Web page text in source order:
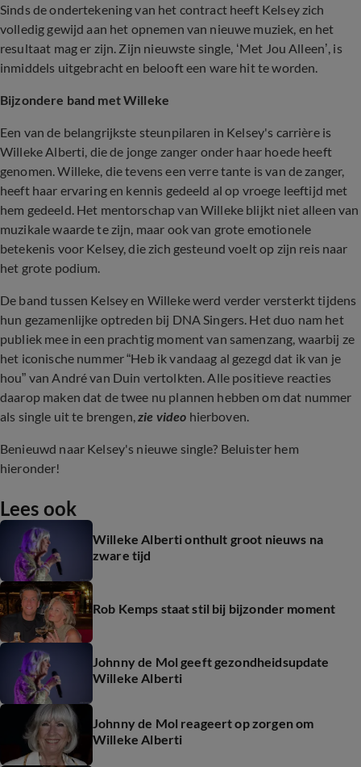
Sinds de ondertekening van het contract heeft Kelsey zich
volledig gewijd aan het opnemen van nieuwe muziek, en het
resultaat mag er zijn. Zijn nieuwste single, ‘Met Jou Alleen’, is
inmiddels uitgebracht en belooft een ware hit te worden.
Bijzondere band met Willeke
Een van de belangrijkste steunpilaren in Kelsey's carrière is
Willeke Alberti, die de jonge zanger onder haar hoede heeft
genomen. Willeke, die tevens een verre tante is van de zanger,
heeft haar ervaring en kennis gedeeld al op vroege leeftijd met
hem gedeeld. Het mentorschap van Willeke blijkt niet alleen van
muzikale waarde te zijn, maar ook van grote emotionele
betekenis voor Kelsey, die zich gesteund voelt op zijn reis naar
het grote podium.
De band tussen Kelsey en Willeke werd verder versterkt tijdens
hun gezamenlijke optreden bij DNA Singers. Het duo nam het
publiek mee in een prachtig moment van samenzang, waarbij ze
het iconische nummer “Heb ik vandaag al gezegd dat ik van je
hou” van André van Duin vertolkten. Alle positieve reacties
daarop maken dat de twee nu plannen hebben om dat nummer
als single uit te brengen,zie video hierboven.
Benieuwd naar Kelsey's nieuwe single? Beluister hem
hieronder!
Lees ook
Willeke Alberti onthult groot nieuws na
zware tijd
Rob Kemps staat stil bij bijzonder moment
Johnny de Mol geeft gezondheidsupdate
Willeke Alberti
Johnny de Mol reageert op zorgen om
Willeke Alberti